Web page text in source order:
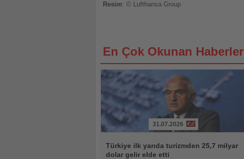
Resim: © Lufthansa Group
En Çok Okunan Haberler
Oku
31.07.2026
Türkiye ilk yarıda turizmden 25,7 milyar
dolar gelir elde etti